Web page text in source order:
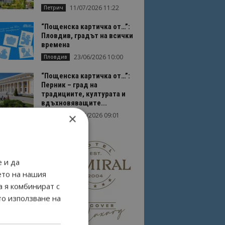
Петрич 11/07/2026 11:22
“Пощенска картичка от…”:
Пловдив, градът на всички
времена
Пловдив 23/06/2026 10:00
“Пощенска картичка от…”:
Перник – град на
традициите, културата и
вдъхновяващите...
17/06/2026 09:01
×
и да
на нашия
я комбинират с
използване на